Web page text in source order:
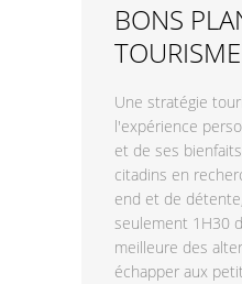
BONS
TOURISME
Une stratégie
l'expérience
et de ses
citadins en
end et de
seulement 1H30
meilleure des
échapper aux